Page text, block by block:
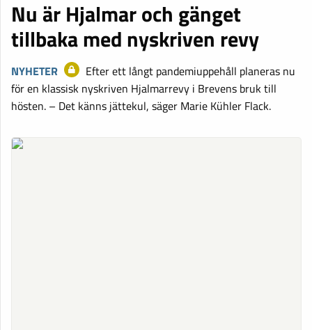
Nu är Hjalmar och gänget
tillbaka med nyskriven revy
NYHETER
Efter ett långt pandemiuppehåll planeras nu
för en klassisk nyskriven Hjalmarrevy i Brevens bruk till
hösten. – Det känns jättekul, säger Marie Kühler Flack.